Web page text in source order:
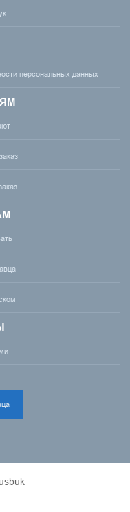
персональных данных